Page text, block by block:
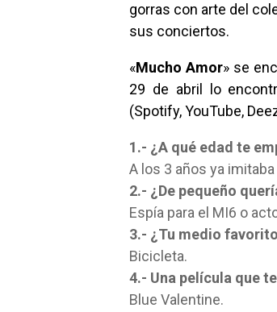
gorras con arte del
sus conciertos.
«Mucho Amor» se
29 de abril lo
(Spotify, YouTube,
1.- ¿A qué edad te
A los 3 años ya imitaba
2.- ¿De pequeño
Espía para el MI6 o
3.- ¿Tu medio
Bicicleta.
4.- Una película que
Blue Valentine.